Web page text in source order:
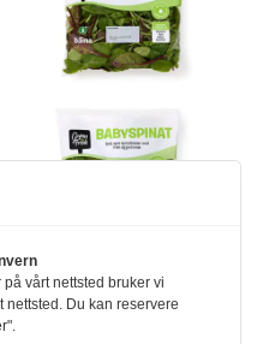
mix
vårt nettsted bruker vi
nettsted. Du kan reservere